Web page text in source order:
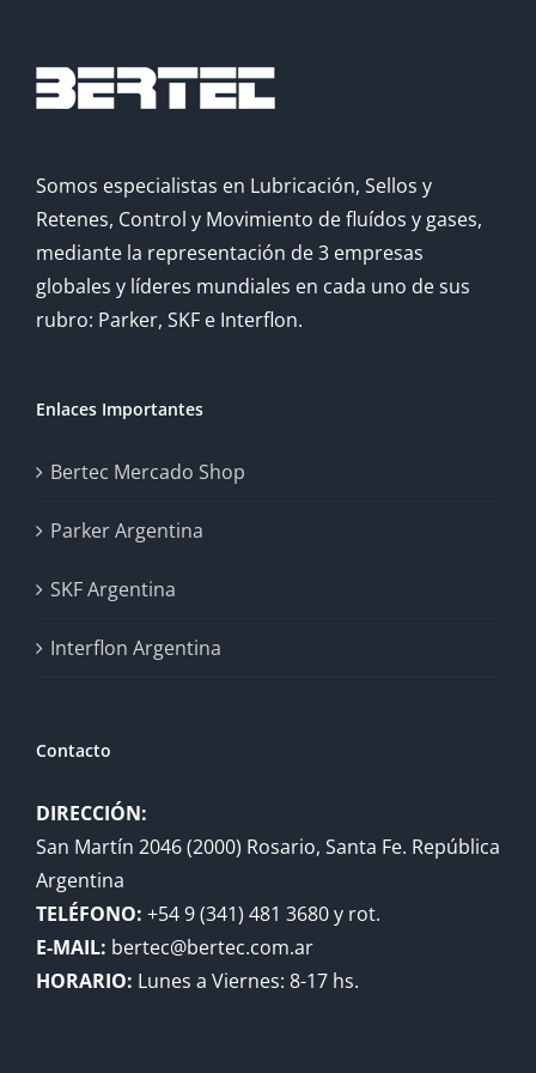
Somos especialistas en Lubricación, Sellos y
Retenes, Control y Movimiento de fluídos y gases,
mediante la representación de 3 empresas
globales y líderes mundiales en cada uno de sus
rubro: Parker, SKF e Interflon.
Enlaces Importantes
Bertec Mercado Shop
Parker Argentina
SKF Argentina
Interflon Argentina
Contacto
DIRECCIÓN:
San Martín 2046 (2000) Rosario, Santa Fe. República
Argentina
TELÉFONO: +54 9 (341) 481 3680 y rot.
E-MAIL: bertec@bertec.com.ar
HORARIO: Lunes a Viernes: 8-17 hs.